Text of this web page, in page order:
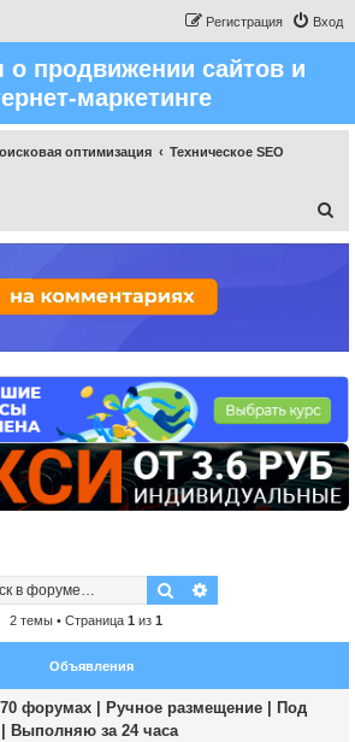
Вход
Регистрация
продвижении сайтов и
маркетинге
оптимизация
Техническое SEO
Поиск
2 темы • Страница 1 из 1
Объявления
форумах | Ручное размещение | Под
Выполняю за 24 часа